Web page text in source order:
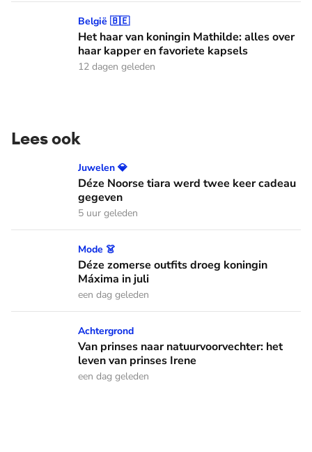
Het haar van koningin Mathilde: alles over haar kapper en
België 🇧🇪
Het haar van koningin Mathilde: alles over
haar kapper en favoriete kapsels
12 dagen geleden
Lees ook
Déze Noorse tiara werd twee keer cadeau gegeven
Juwelen 💎
Déze Noorse tiara werd twee keer cadeau
gegeven
5 uur geleden
Déze zomerse outfits droeg koningin Máxima in juli
Mode 👗
Déze zomerse outfits droeg koningin
Máxima in juli
een dag geleden
Van prinses naar natuurvoorvechter: het leven van prinses
Achtergrond
Van prinses naar natuurvoorvechter: het
leven van prinses Irene
een dag geleden